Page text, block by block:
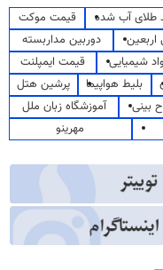
طلای آب شده
قیمت موکت
اربعین
دوربین مداربسته
شیمیایی
قیمت ایمپلنت
بلیط هواپیما
پرشین هتل
بینی
آموزشگاه زبان ملل
مهرینو